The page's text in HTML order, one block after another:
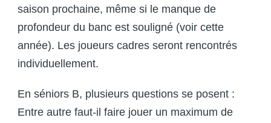
saison prochaine, même si le manque de
profondeur du banc est souligné (voir cette
année). Les joueurs cadres seront rencontrés
individuellement.
En séniors B, plusieurs questions se posent :
Entre autre faut-il faire jouer un maximum de